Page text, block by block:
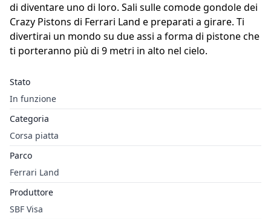
di diventare uno di loro. Sali sulle comode gondole dei
Crazy Pistons di Ferrari Land e preparati a girare. Ti
divertirai un mondo su due assi a forma di pistone che
ti porteranno più di 9 metri in alto nel cielo.
Stato
In funzione
Categoria
Corsa piatta
Parco
Ferrari Land
Produttore
SBF Visa